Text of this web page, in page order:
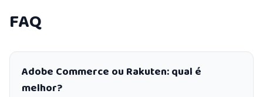
FAQ
Adobe Commerce ou Rakuten: qual é
melhor?